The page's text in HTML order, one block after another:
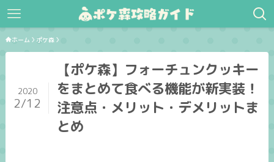
ホーム ポケ森
【ポケ森】フォーチュンクッキー
をまとめて食べる機能が新実装！
注意点・メリット・デメリットま
とめ
2020
2/12